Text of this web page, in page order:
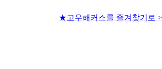
★고우해커스를 즐겨찾기로 >